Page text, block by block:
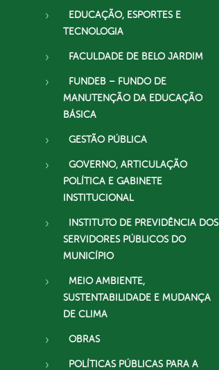
EDUCAÇÃO, ESPORTES E
TECNOLOGIA
FACULDADE DE BELO JARDIM
FUNDEB – FUNDO DE
MANUTENÇÃO DA EDUCAÇÃO
BÁSICA
GESTÃO PÚBLICA
GOVERNO, ARTICULAÇÃO
POLÍTICA E GABINETE
INSTITUCIONAL
INSTITUTO DE PREVIDÊNCIA DOS
SERVIDORES PÚBLICOS DO
MUNICÍPIO
MEIO AMBIENTE,
SUSTENTABILIDADE E MUDANÇA
DE CLIMA
OBRAS
POLÍTICAS PÚBLICAS PARA A